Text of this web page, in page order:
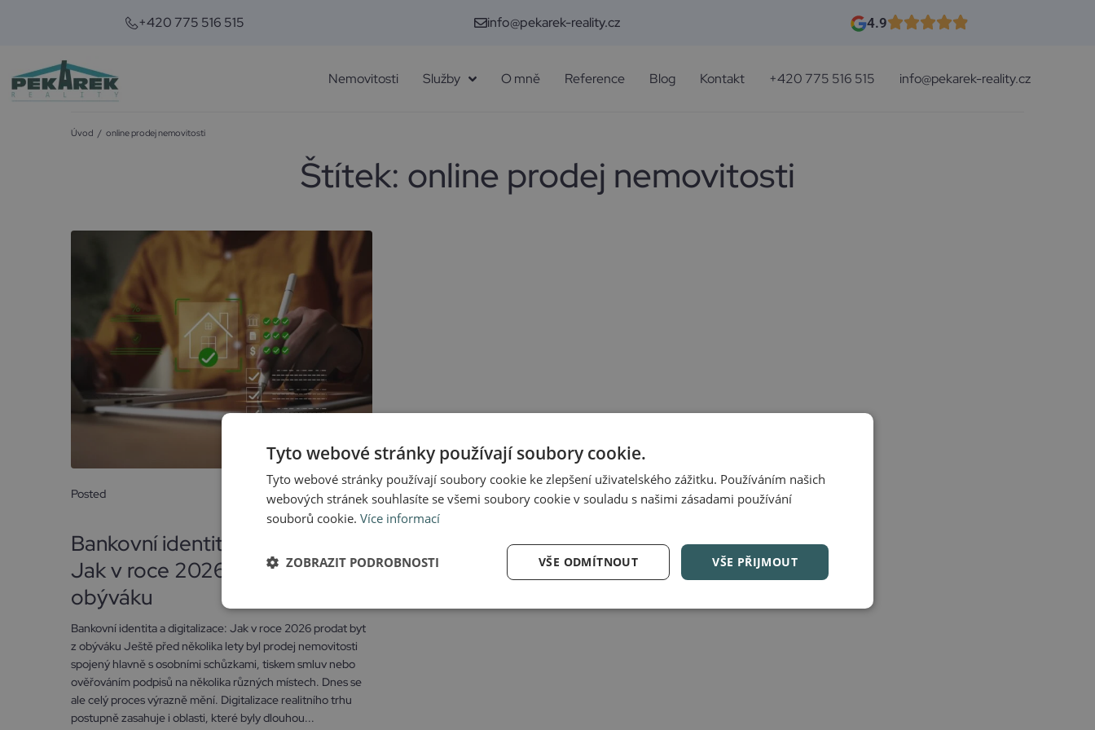
+420 775 516 515 info@pekarek-reality.cz 4.9
Nemovitosti Služby O mně Reference Blog Kontakt +420 775 516 515 info@pekarek-reality.cz
Úvod / online prodej nemovitosti
Štítek: online prodej nemovitosti
Posted
15 června, 2026
Bankovní identita a digitalizace:
Jak v roce 2026 prodat byt z
obýváku
Bankovní identita a digitalizace: Jak v roce 2026 prodat byt
z obýváku Ještě před několika lety byl prodej nemovitosti
spojený hlavně s osobními schůzkami, tiskem smluv nebo
ověřováním podpisů na několika různých místech. Dnes se
ale celý proces výrazně mění. Digitalizace realitního trhu
postupně zasahuje i oblasti, které byly dlouhou...
Tyto webové stránky používají soubory cookie.
Tyto webové stránky používají soubory cookie ke zlepšení uživatelského zážitku. Používáním našich
webových stránek souhlasíte se všemi soubory cookie v souladu s našimi zásadami používání
souborů cookie. Více informací
VŠE PŘIJMOUT
VŠE ODMÍTNOUT
ZOBRAZIT PODROBNOSTI